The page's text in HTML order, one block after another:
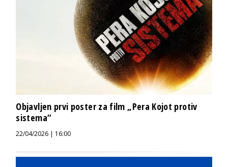
Objavljen prvi poster za film „Pera Kojot protiv
sistema“
22/04/2026 | 16:00